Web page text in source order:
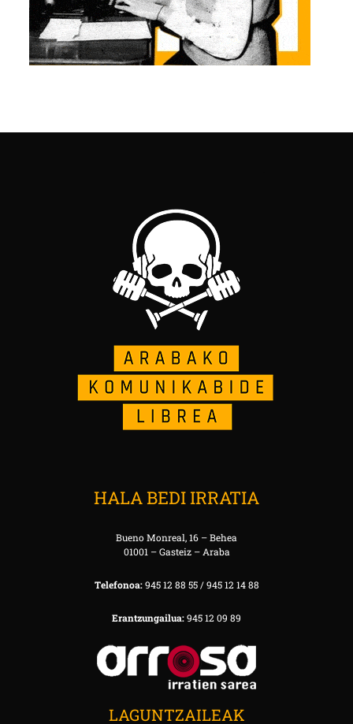
HALA BEDI IRRATIA
Bueno Monreal, 16 – Behea
01001 – Gasteiz – Araba
Telefonoa:945 12 88 55 / 945 12 14 88
Erantzungailua:945 12 09 89
LAGUNTZAILEAK